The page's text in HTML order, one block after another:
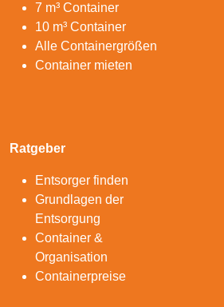
7 m³ Container
10 m³ Container
Alle Containergrößen
Container mieten
Ratgeber
Entsorger finden
Grundlagen der
Entsorgung
Container &
Organisation
Containerpreise